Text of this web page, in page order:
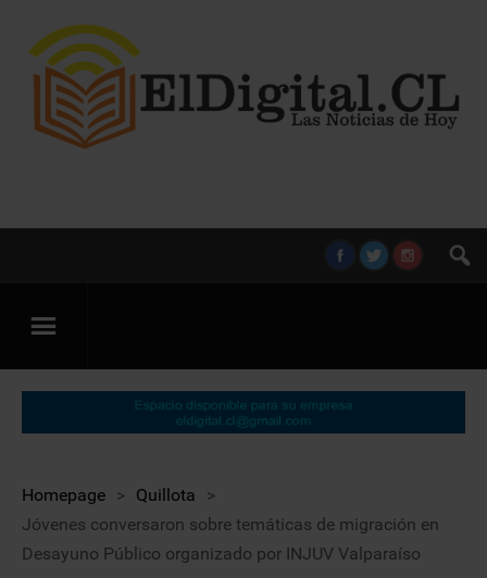
Homepage > Quillota
>
Jóvenes conversaron sobre temáticas de migración en
Desayuno Público organizado por INJUV Valparaíso